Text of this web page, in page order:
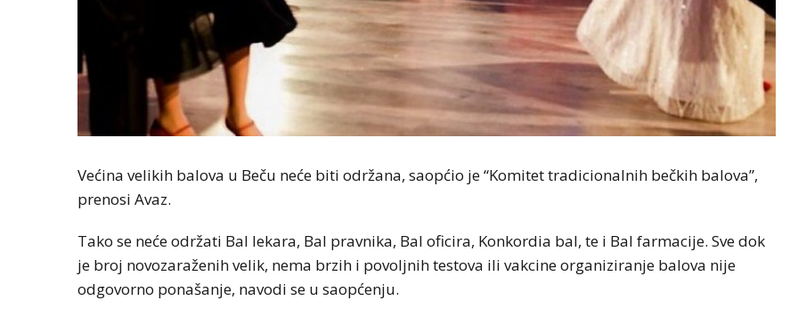
Većina velikih balova u Beču neće biti održana, saopćio je “Komitet tradicionalnih bečkih balova”,
prenosi Avaz.
Tako se neće održati Bal lekara, Bal pravnika, Bal oficira, Konkordia bal, te i Bal farmacije. Sve dok
je broj novozaraženih velik, nema brzih i povoljnih testova ili vakcine organiziranje balova nije
odgovorno ponašanje, navodi se u saopćenju.